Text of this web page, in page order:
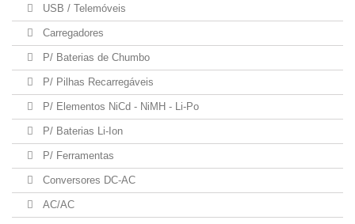
USB / Telemóveis
Carregadores
P/ Baterias de Chumbo
P/ Pilhas Recarregáveis
P/ Elementos NiCd - NiMH - Li-Po
P/ Baterias Li-Ion
P/ Ferramentas
Conversores DC-AC
AC/AC